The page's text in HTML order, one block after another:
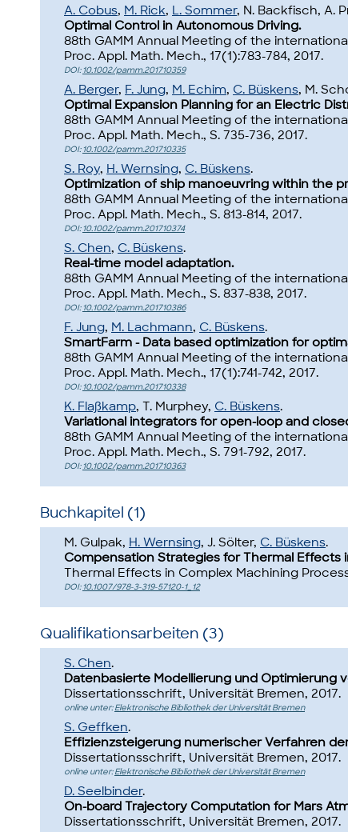
A. Cobus, M. Rick, L. Sommer, N. Backfisch, A.
Optimal Control in Autonomous Driving.
88th GAMM Annual Meeting of the
Proc. Appl. Math. Mech., 17(1):783-784, 2017.
DOI: 10.1002/pamm.201710359
A. Berger, F. Jung, M. Echim, C. Büskens, M.
Optimal Expansion Planning for an Electric
88th GAMM Annual Meeting of the
Proc. Appl. Math. Mech., S. 735-736, 2017.
DOI: 10.1002/pamm.201710335
S. Roy, H. Wernsing, C. Büskens.
Optimization of ship manoeuvring within the
88th GAMM Annual Meeting of the
Proc. Appl. Math. Mech., S. 813-814, 2017.
DOI: 10.1002/pamm.201710374
S. Chen, C. Büskens.
Real-time model adaptation.
88th GAMM Annual Meeting of the
Proc. Appl. Math. Mech., S. 837-838, 2017.
DOI: 10.1002/pamm.201710386
F. Jung, M. Lachmann, C. Büskens.
SmartFarm - Data based optimization for
88th GAMM Annual Meeting of the
Proc. Appl. Math. Mech., 17(1):741-742, 2017.
DOI: 10.1002/pamm.201710338
K. Flaßkamp, T. Murphey, C. Büskens.
Variational integrators for open-loop and
88th GAMM Annual Meeting of the
Proc. Appl. Math. Mech., S. 791-792, 2017.
DOI: 10.1002/pamm.201710363
Buchkapitel (1)
M. Gulpak, H. Wernsing, J. Sölter, C. Büskens.
Compensation Strategies for Thermal Effects
Thermal Effects in Complex Machining
DOI: 10.1007/978-3-319-57120-1_12
Qualifikationsarbeiten (3)
S. Chen.
Datenbasierte Modellierung und Optimierung
Dissertationsschrift, Universität Bremen, 2017.
online unter:Elektronische Bibliothek der Universität Bremen
S. Geffken.
Effizienzsteigerung numerischer Verfahren
Dissertationsschrift, Universität Bremen, 2017.
online unter:Elektronische Bibliothek der Universität Bremen
D. Seelbinder.
On-board Trajectory Computation for Mars
Dissertationsschrift, Universität Bremen, 2017.